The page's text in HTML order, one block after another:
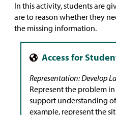
In this activity, students are
are to reason whether they
the missing information.
Representation: Develop
Represent the problem
support understanding
example, represent the